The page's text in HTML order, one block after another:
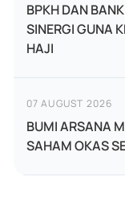
BPKH DAN
SINERGI GUNA
HAJI
07 AUGUST 2026
BUMI ARSANA
SAHAM OKAS